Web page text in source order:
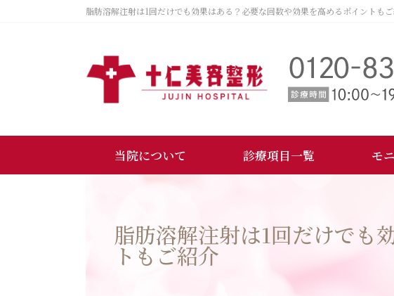
脂肪溶解注射は1回だけでも効果はある？必要な回数や効果を高めるポイントも
当院について 診療項目一覧 モ
脂肪溶解注射は1回だけでも
トもご紹介